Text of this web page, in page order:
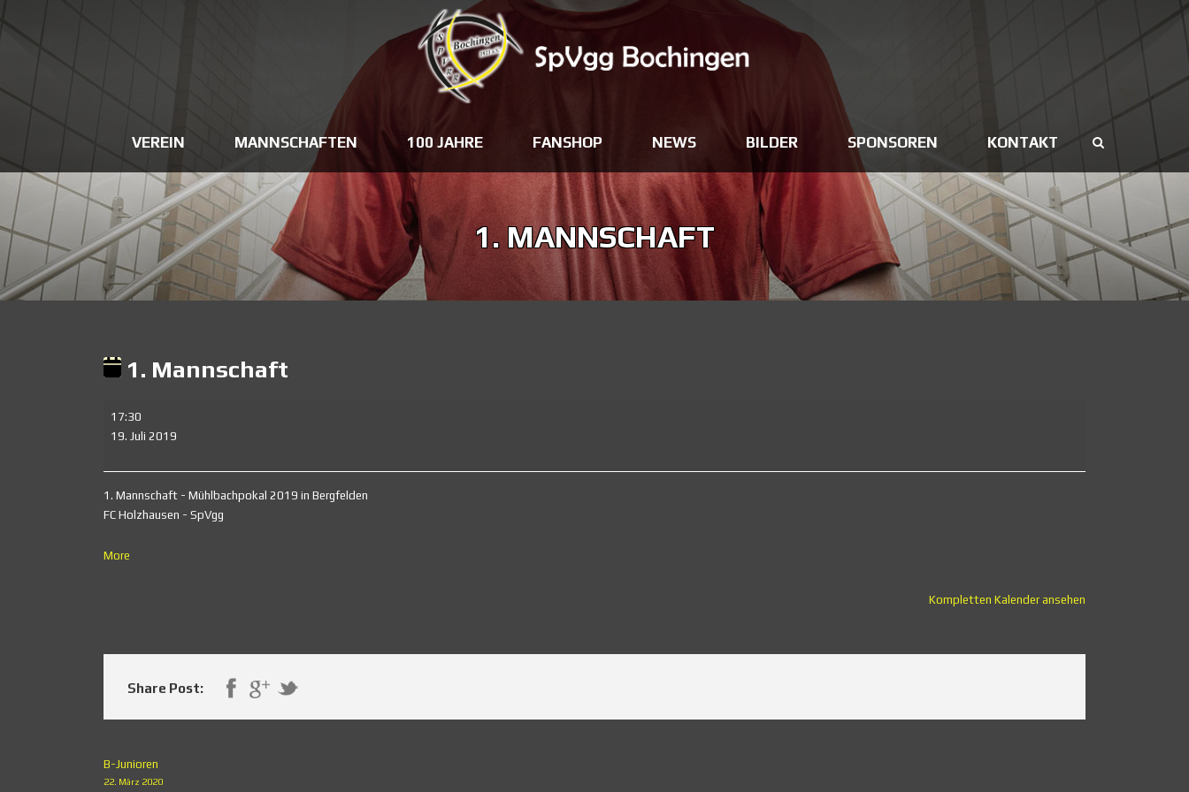
VEREIN MANNSCHAFTEN 100 JAHRE FANSHOP NEWS BILDER SPONSOREN KONTAKT
1. MANNSCHAFT
1. Mannschaft
Mannschaft
17:30
19. Juli 2019
1. Mannschaft - Mühlbachpokal 2019 in Bergfelden
FC Holzhausen - SpVgg
More
Kompletten Kalender ansehen
Share Post:
B-Junioren
22. März 2020